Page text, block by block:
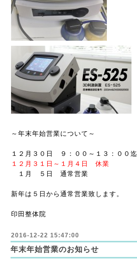
～年末年始営業について～
１２月３０日 ９：００～１３：００迄
１２月３１日 ～ １月４日 休業
１月 ５日 通常営業
新年は５日から通常営業致します。
印田整体院
2016-12-22 15:47:00
年末年始営業のお知らせ